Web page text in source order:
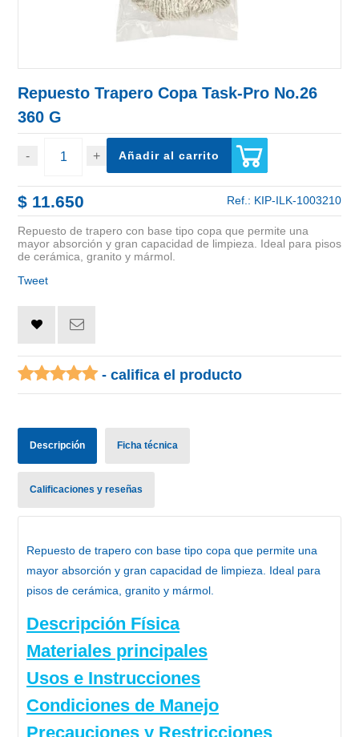
Repuesto Trapero Copa Task-Pro No.26
360 G
Añadir al carrito
$ 11.650 Ref.: KIP-ILK-1003210
Repuesto de trapero con base tipo copa que permite una
mayor absorción y gran capacidad de limpieza. Ideal para pisos
de cerámica, granito y mármol.
Tweet
- califica el producto
Descripción Ficha técnica
Calificaciones y reseñas
Repuesto de trapero con base tipo copa que permite una
mayor absorción y gran capacidad de limpieza. Ideal para
pisos de cerámica, granito y mármol.
Descripción Física
Materiales principales
Usos e Instrucciones
Condiciones de Manejo
Precauciones y Restricciones